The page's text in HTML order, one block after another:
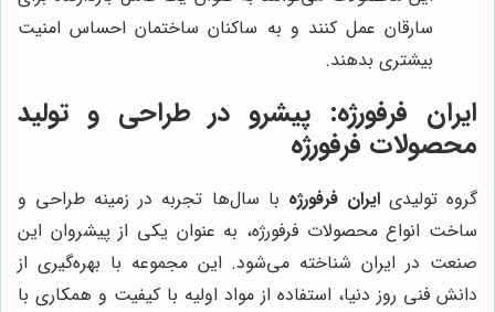
سارقان عمل کنند و به ساکنان ساختمان احساس امنیت
بیشتری بدهند.
ایران فرفورژه: پیشرو در طراحی و تولید
محصولات فرفورژه
گروه تولیدیایران فرفورژه با سال‌ها تجربه در زمینه طراحی و
ساخت انواع محصولات فرفورژه، به عنوان یکی از پیشروان این
صنعت در ایران شناخته می‌شود. این مجموعه با بهره‌گیری از
دانش فنی روز دنیا، استفاده از مواد اولیه با کیفیت و همکاری با